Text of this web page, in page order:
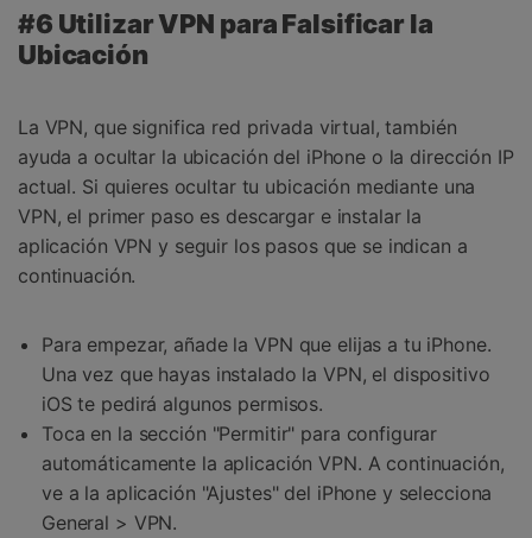
#6 Utilizar VPN para Falsificar la
Ubicación
La VPN, que significa red privada virtual, también
ayuda a ocultar la ubicación del iPhone o la dirección IP
actual. Si quieres ocultar tu ubicación mediante una
VPN, el primer paso es descargar e instalar la
aplicación VPN y seguir los pasos que se indican a
continuación.
Para empezar, añade la VPN que elijas a tu iPhone.
Una vez que hayas instalado la VPN, el dispositivo
iOS te pedirá algunos permisos.
Toca en la sección "Permitir" para configurar
automáticamente la aplicación VPN. A continuación,
ve a la aplicación "Ajustes" del iPhone y selecciona
General > VPN.